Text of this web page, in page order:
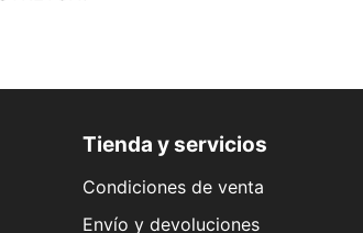
Tienda y servicios
Condiciones de venta
Envío y devoluciones